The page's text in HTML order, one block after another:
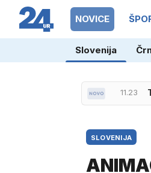
NOVICE
Slovenija
11.06
SLOVENIJA